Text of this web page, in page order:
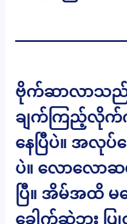
ဗိုက်ဆာလာသည်
ချက်ကြည့်လိုက်က
နေပြီပဲ။ အလု
ပဲ။ လောလော
ပြီ။ အိမ်အထိ မ
ခေါက်ဆွဲဘူး ပြု